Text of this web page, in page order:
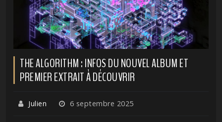
THE ALGORITHM : INFOS DU NOUVEL ALBUM ET
PREMIER EXTRAIT À DÉCOUVRIR
Julien 6 septembre 2025